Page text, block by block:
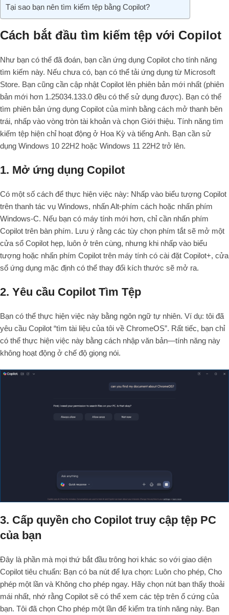
Tại sao bạn nên tìm kiếm tệp bằng Copilot?
Cách bắt đầu tìm kiếm tệp với Copilot
Như bạn có thể đã đoán, bạn cần ứng dụng Copilot cho tính năng
tìm kiếm này. Nếu chưa có, bạn có thể tải ứng dụng từ Microsoft
Store. Bạn cũng cần cập nhật Copilot lên phiên bản mới nhất (phiên
bản mới hơn 1.25034.133.0 đều có thể sử dụng được). Bạn có thể
tìm phiên bản ứng dụng Copilot của mình bằng cách mở thanh bên
trái, nhấp vào vòng tròn tài khoản và chọn Giới thiệu. Tính năng tìm
kiếm tệp hiện chỉ hoạt động ở Hoa Kỳ và tiếng Anh. Bạn cần sử
dụng Windows 10 22H2 hoặc Windows 11 22H2 trở lên.
1. Mở ứng dụng Copilot
Có một số cách để thực hiện việc này: Nhấp vào biểu tượng Copilot
trên thanh tác vụ Windows, nhấn Alt-phím cách hoặc nhấn phím
Windows-C. Nếu bạn có máy tính mới hơn, chỉ cần nhấn phím
Copilot trên bàn phím. Lưu ý rằng các tùy chọn phím tắt sẽ mở một
cửa sổ Copilot hẹp, luôn ở trên cùng, nhưng khi nhấp vào biểu
tượng hoặc nhấn phím Copilot trên máy tính có cài đặt Copilot+, cửa
sổ ứng dụng mặc định có thể thay đổi kích thước sẽ mở ra.
2. Yêu cầu Copilot Tìm Tệp
Bạn có thể thực hiện việc này bằng ngôn ngữ tự nhiên. Ví dụ: tôi đã
yêu cầu Copilot “tìm tài liệu của tôi về ChromeOS”. Rất tiếc, bạn chỉ
có thể thực hiện việc này bằng cách nhập văn bản—tính năng này
không hoạt động ở chế độ giọng nói.
3. Cấp quyền cho Copilot truy cập tệp PC
của bạn
Đây là phần mà mọi thứ bắt đầu trông hơi khác so với giao diện
Copilot tiêu chuẩn: Bạn có ba nút để lựa chọn: Luôn cho phép, Cho
phép một lần và Không cho phép ngay. Hãy chọn nút bạn thấy thoải
mái nhất, nhớ rằng Copilot sẽ có thể xem các tệp trên ổ cứng của
bạn. Tôi đã chọn Cho phép một lần để kiểm tra tính năng này. Bạn